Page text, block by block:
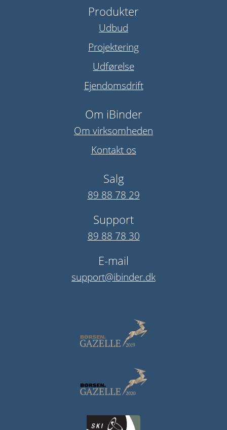
Produkter
Udbud
Projektering
Udførelse
Ejendomsdrift
Om iBinder
Om virksomheden
Kontakt os
Salg
89 88 78 29
Support
89 88 78 30
E-mail
support@ibinder.dk